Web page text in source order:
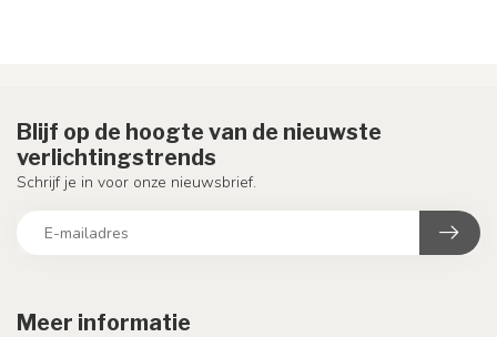
Meer informatie
Blijf op de hoogte van de nieuwste
verlichtingstrends
Schrijf je in voor onze nieuwsbrief.